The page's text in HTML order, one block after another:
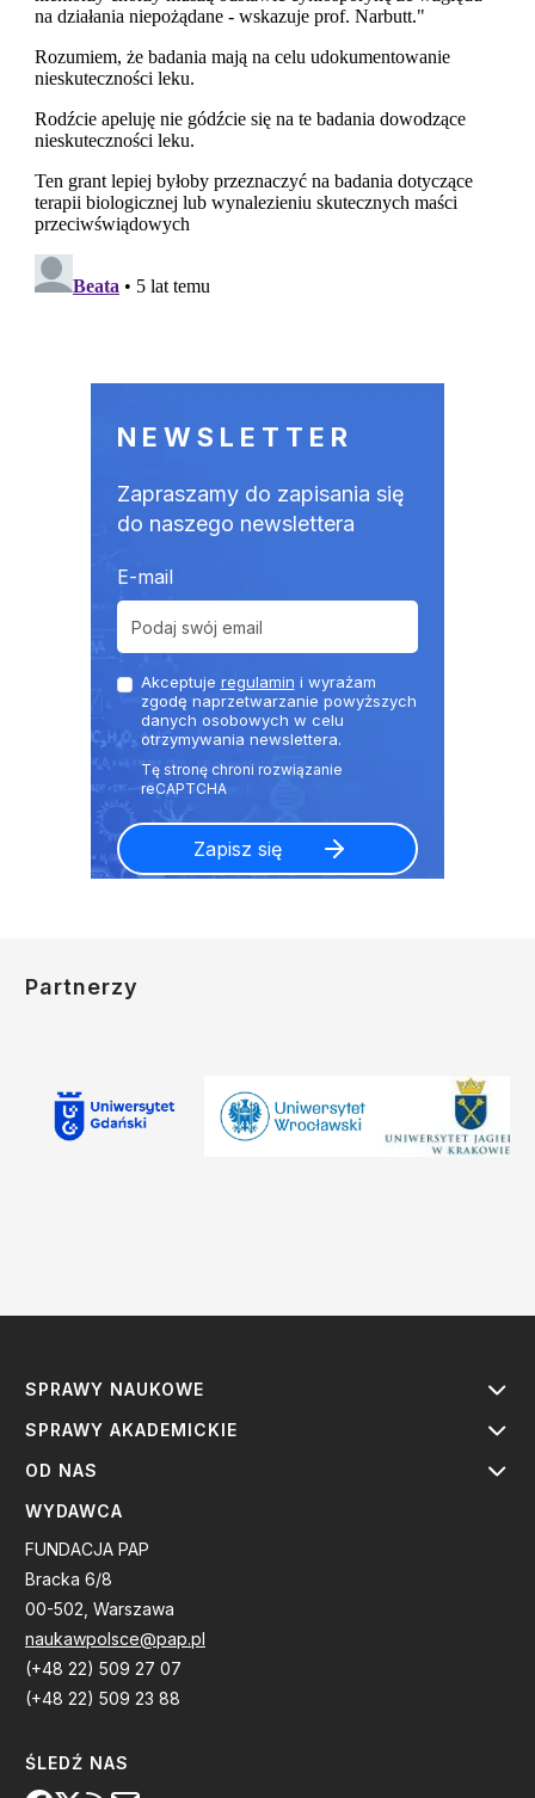
NEWSLETTER
Zapraszamy do zapisania się
do naszego newslettera
E-mail
Akceptuje regulamin i wyrażam
zgodę naprzetwarzanie powyższych
danych osobowych w celu
otrzymywania newslettera.
Partnerzy
SPRAWY NAUKOWE
SPRAWY AKADEMICKIE
OD NAS
WYDAWCA
FUNDACJA PAP
Bracka 6/8
00-502, Warszawa
naukawpolsce@pap.pl
(+48 22) 509 27 07
(+48 22) 509 23 88
ŚLEDŹ NAS